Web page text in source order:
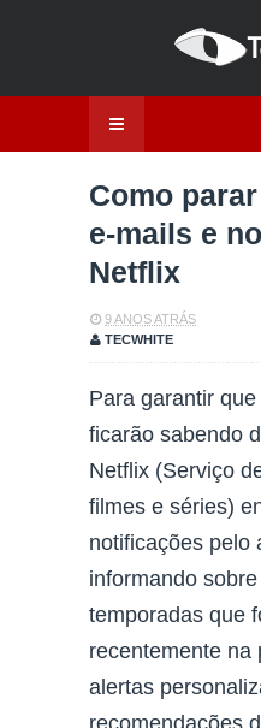
Como
e-mails e
Netflix
9 ANOS ATRÁS
TECWHITE
Para garantir
ficarão sabendo
Netflix (Serviço
filmes e séries)
notificações pelo
informando
temporadas que
recentemente na
alertas
recomendações